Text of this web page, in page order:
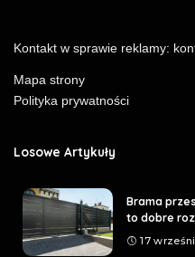
Kontakt w sprawie reklamy:
Mapa strony
Polityka prywatności
Losowe Artykuły
Brama
to dobre
17